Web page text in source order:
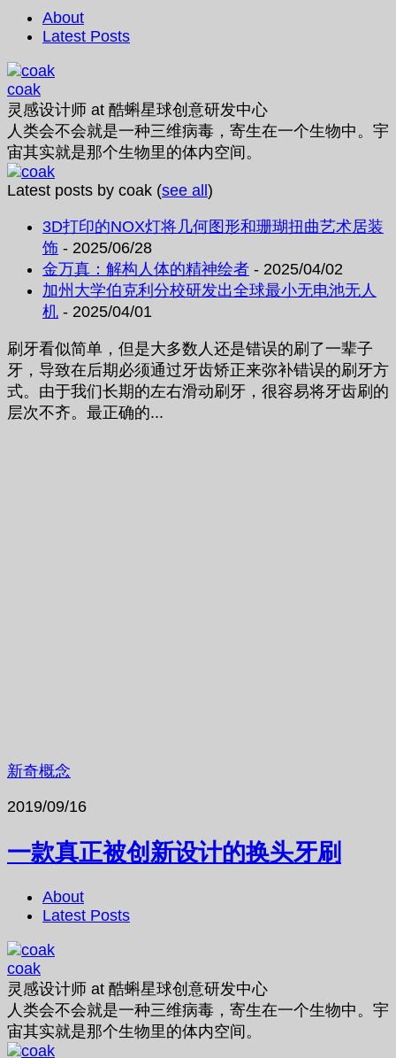
About
Latest Posts
coak
灵感设计师 at 酷蝌星球创意研发中心
人类会不会就是一种三维病毒，寄生在一个生物中。宇
宙其实就是那个生物里的体内空间。
Latest posts by coak (see all)
3D打印的NOX灯将几何图形和珊瑚扭曲艺术居装
饰 - 2025/06/28
金万真：解构人体的精神绘者 - 2025/04/02
加州大学伯克利分校研发出全球最小无电池无人
机 - 2025/04/01
刷牙看似简单，但是大多数人还是错误的刷了一辈子
牙，导致在后期必须通过牙齿矫正来弥补错误的刷牙方
式。由于我们长期的左右滑动刷牙，很容易将牙齿刷的
层次不齐。最正确的...
新奇概念
2019/09/16
一款真正被创新设计的换头牙刷
About
Latest Posts
coak
灵感设计师 at 酷蝌星球创意研发中心
人类会不会就是一种三维病毒，寄生在一个生物中。宇
宙其实就是那个生物里的体内空间。